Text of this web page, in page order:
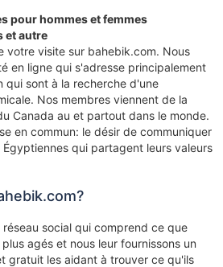
pour hommes et femmes
et autre
votre visite sur bahebik.com. Nous
en ligne qui s'adresse principalement
qui sont à la recherche d'une
Nos membres viennent de la
Canada au et partout dans le monde.
en commun: le désir de communiquer
qui partagent leurs valeurs
social qui comprend ce que
agés et nous leur fournissons un
gratuit les aidant à trouver ce qu'ils